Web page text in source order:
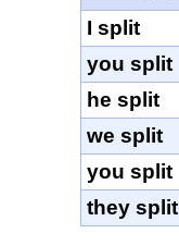
I split
you split
he split
we split
you split
they split